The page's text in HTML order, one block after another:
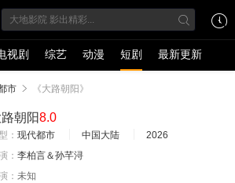
视剧 综艺 动漫 短剧 最新更新
市 《大路朝阳》
朝阳8.0
： 现代都市 中国大陆
2026
： 李柏言＆孙芊浔
： 未知